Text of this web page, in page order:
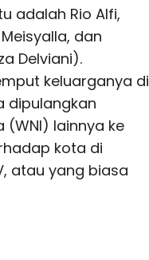
adalah Rio Alfi,
dan
Delviani).
keluarganya di
dipulangkan
(WNI) lainnya ke
kota di
atau yang biasa